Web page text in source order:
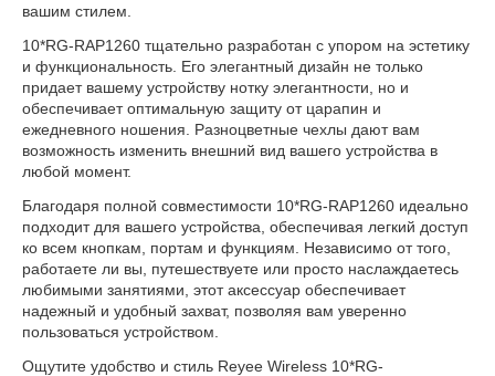
вашим стилем.
10*RG-RAP1260 тщательно разработан с упором на эстетику
и функциональность. Его элегантный дизайн не только
придает вашему устройству нотку элегантности, но и
обеспечивает оптимальную защиту от царапин и
ежедневного ношения. Разноцветные чехлы дают вам
возможность изменить внешний вид вашего устройства в
любой момент.
Благодаря полной совместимости 10*RG-RAP1260 идеально
подходит для вашего устройства, обеспечивая легкий доступ
ко всем кнопкам, портам и функциям. Независимо от того,
работаете ли вы, путешествуете или просто наслаждаетесь
любимыми занятиями, этот аксессуар обеспечивает
надежный и удобный захват, позволяя вам уверенно
пользоваться устройством.
Ощутите удобство и стиль Reyee Wireless 10*RG-